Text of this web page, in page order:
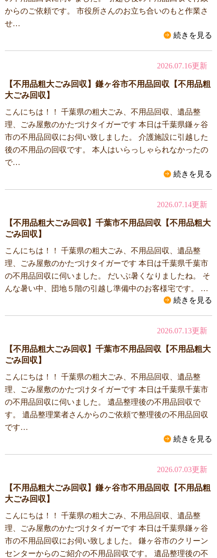
からのご依頼です。 市役所さんのお立ち合いのもと作業さ
せ…
続きを見る
2026.07.16更新
【不用品粗大ごみ回収】鎌ヶ谷市不用品回収【不用品粗
大ごみ回収】
こんにちは！！ 千葉県の粗大ごみ、不用品回収、遺品整
理、ごみ屋敷のかたづけタイガーです 本日は千葉県鎌ヶ谷
市の不用品回収にお伺い致しました。 介護施設に引越した
後の不用品の回収です。 本人はいらっしゃられなかったの
で…
続きを見る
2026.07.14更新
【不用品粗大ごみ回収】千葉市不用品回収【不用品粗大
ごみ回収】
こんにちは！！ 千葉県の粗大ごみ、不用品回収、遺品整
理、ごみ屋敷のかたづけタイガーです 本日は千葉県千葉市
の不用品回収に伺いました。 だいぶ暑くなりましたね。 そ
んな暑い中、団地５階の引越し準備中のお客様宅です。 …
続きを見る
2026.07.13更新
【不用品粗大ごみ回収】千葉市不用品回収【不用品粗大
ごみ回収】
こんにちは！！ 千葉県の粗大ごみ、不用品回収、遺品整
理、ごみ屋敷のかたづけタイガーです 本日は千葉県千葉市
の不用品回収に伺いました。 遺品整理後の不用品回収で
す。 遺品整理業者さんからのご依頼で整理後の不用品回収
です…
続きを見る
2026.07.03更新
【不用品粗大ごみ回収】鎌ヶ谷市不用品回収【不用品粗
大ごみ回収】
こんにちは！！ 千葉県の粗大ごみ、不用品回収、遺品整
理、ごみ屋敷のかたづけタイガーです 本日は千葉県鎌ヶ谷
市の不用品回収にお伺い致しました。 鎌ヶ谷市のクリーン
センターからのご紹介の不用品回収です。 遺品整理後の不